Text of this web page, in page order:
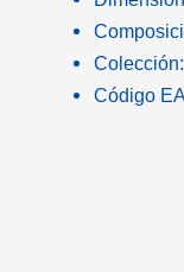
Código